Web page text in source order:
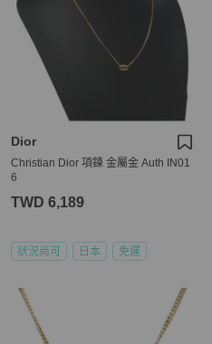
Dior
Christian Dior 項鍊 金屬金 Auth IN01
6
TWD 6,189
狀況尚可 日本 免運